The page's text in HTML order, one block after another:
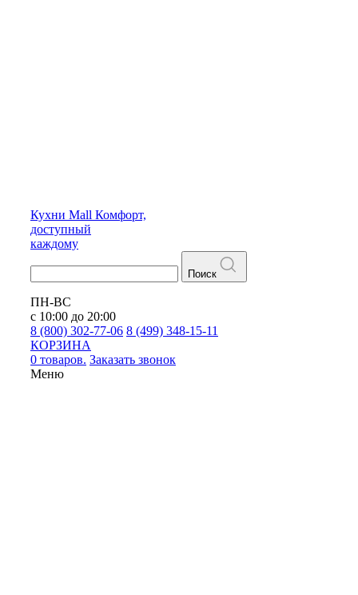
Кухни Mall Комфорт,
доступный
каждому
Поиск
ПН-ВС
с 10:00 до 20:00
8 (800) 302-77-06 8 (499) 348-15-11
КОРЗИНА
0 товаров. Заказать звонок
Меню